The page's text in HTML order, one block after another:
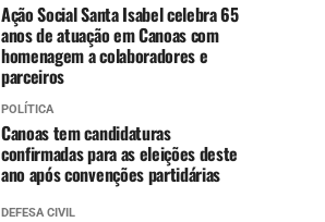
Ação Social Santa Isabel celebra 65
anos de atuação em Canoas com
homenagem a colaboradores e
parceiros
POLÍTICA
Canoas tem candidaturas
confirmadas para as eleições deste
ano após convenções partidárias
DEFESA CIVIL